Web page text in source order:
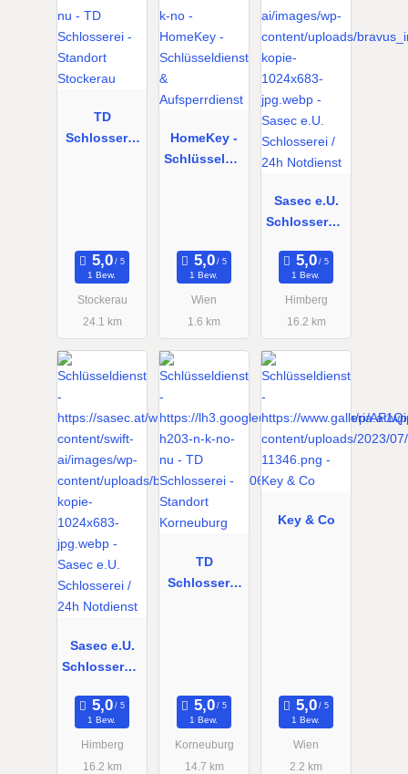
TD
Schlosserei
1 Bew.
Stockerau
24.1 km
HomeKey -
Schlüsseldie
1 Bew.
Wien
1.6 km
Sasec e.U.
Schlosserei /
Notdienst
1 Bew.
Himberg
16.2 km
Sasec e.U.
Schlosserei /
Notdienst
1 Bew.
Himberg
16.2 km
TD
Schlosserei
1 Bew.
Korneuburg
14.7 km
Key & Co
1 Bew.
Wien
2.2 km